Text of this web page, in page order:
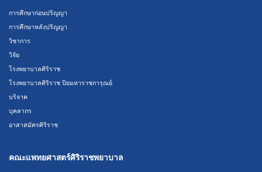
การศึกษาก่อนปริญญา
การศึกษาหลังปริญญา
วิชาการ
วิจัย
โรงพยาบาลศิริราช
โรงพยาบาลศิริราช ปิยมหาราชการุณย์
บริจาค
บุคลากร
อาสาสมัครศิริราช
คณะแพทยศาสตร์ศิริราชพยาบาล